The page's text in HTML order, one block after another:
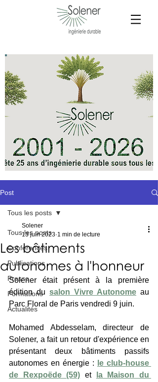
Post
Tous les posts
Conférences
Publications
Presse
Formations
Actualités
Tous les posts
Les bâtiments
autonomes à l'honneur
Solener
13 juin 2023 1 min de lecture
Solener était présent à la première
édition du salon Vivre Autonome au
Parc Floral de Paris vendredi 9 juin.
Mohamed Abdesselam, directeur de
Solener, a fait un retour d'expérience en
présentant deux bâtiments passifs
autonomes en énergie :
le club-house
de Rexpoëde (59) et
la Maison du